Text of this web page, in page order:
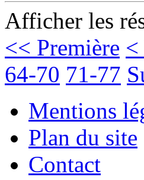
Afficher les
<< Première <
64-70 71-77
Mentions
Plan du site
Contact